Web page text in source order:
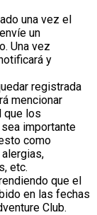
una vez el
un
Una vez
y
registrada
mencionar
que los
importante
como
etc.
que el
en las fechas
Club.